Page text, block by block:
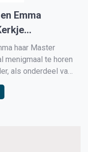
Emma
haar Master
menigmaal te horen
als onderdeel van
String
en vorig jaar